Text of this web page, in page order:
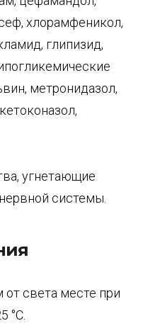
хлорамфеникол,
глипизид,
метронидазол,
угнетающие
системы.
света месте при
°C.